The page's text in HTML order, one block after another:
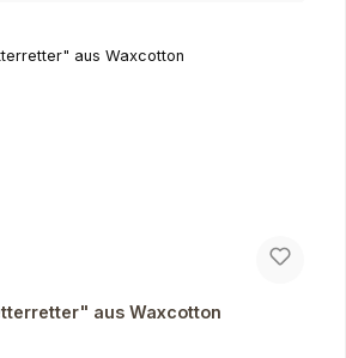
aus Waxcotton